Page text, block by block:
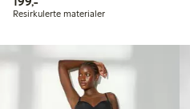
Resirkulerte materialer